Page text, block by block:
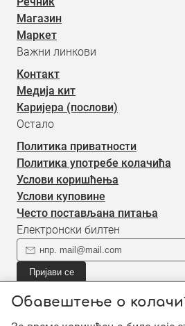
Обавештење о
Магазин
Маркет
Важни линкови
Контакт
Медија кит
Каријера (послови)
Остало
Политика приватности
Политика употребе колачића
Услови коришћења
Услови куповине
Често постављана питања
Електронски билтен
Пријави се
информације о новом садржају.